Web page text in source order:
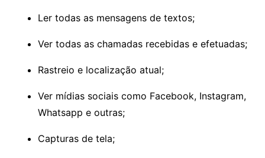
Ler todas as mensagens de textos;
Ver todas as chamadas recebidas e efetuadas;
Rastreio e localização atual;
Ver mídias sociais como Facebook, Instagram,
Whatsapp e outras;
Capturas de tela;